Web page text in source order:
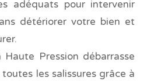
adéquats pour intervenir
détériorer votre bien et
Pression débarrasse
les salissures grâce à